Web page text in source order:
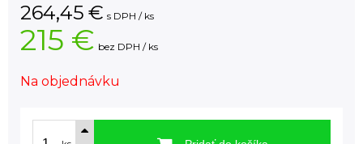
264,45 € s DPH / ks
215 € bez DPH / ks
Na objednávku